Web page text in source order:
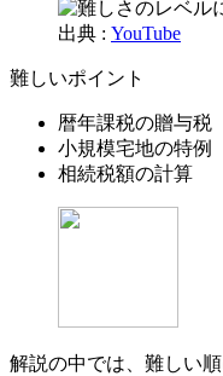
出典 : YouTube
難しいポイント
暦年課税の贈与税
小規模宅地の特例
相続税額の計算
解説の中では、難しい